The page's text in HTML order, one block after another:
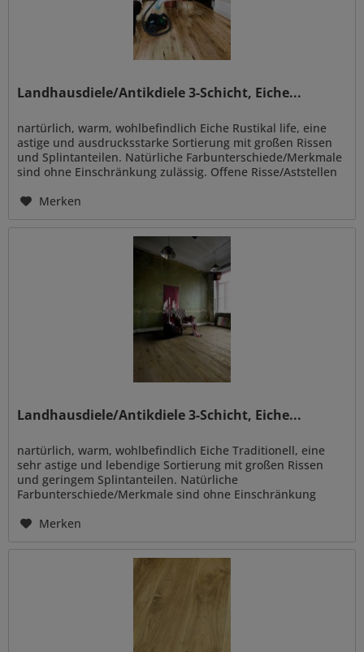
Landhausdiele/Antikdiele 3-Schicht, Eiche...
nartürlich, warm, wohlbefindlich Eiche Rustikal life, eine
astige und ausdrucksstarke Sortierung mit großen Rissen
und Splintanteilen. Natürliche Farbunterschiede/Merkmale
sind ohne Einschränkung zulässig. Offene Risse/Aststellen
Merken
Landhausdiele/Antikdiele 3-Schicht, Eiche...
nartürlich, warm, wohlbefindlich Eiche Traditionell, eine
sehr astige und lebendige Sortierung mit großen Rissen
und geringem Splintanteilen. Natürliche
Farbunterschiede/Merkmale sind ohne Einschränkung
Merken